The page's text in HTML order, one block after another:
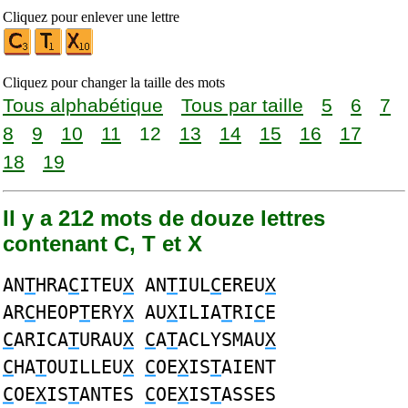
Cliquez pour enlever une lettre
Cliquez pour changer la taille des mots
Tous alphabétique Tous par taille 5 6
7
8
9 10 11 12 13 14 15 16
17
18
19
Il y a 212 mots de douze lettres
contenant C, T et X
ANTHRACITEUX ANTIULCEREUX
ARCHEOPTERYX AUXILIATRICE
CARICATURAUX CATACLYSMAUX
CHATOUILLEUX COEXISTAIENT
COEXISTANTES COEXISTASSES